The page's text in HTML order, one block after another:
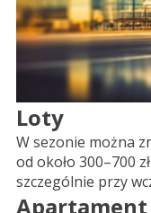
Loty
W sezonie można
od około 300–700
szczególnie przy
Apartament